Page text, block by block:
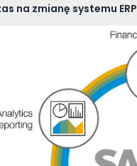
na zmianę systemu